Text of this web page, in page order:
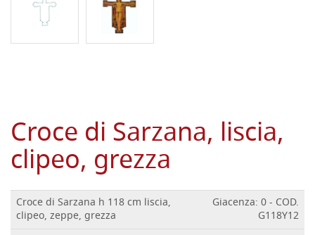
Croce di Sarzana, liscia,
clipeo, grezza
Croce di Sarzana h 118 cm liscia,
clipeo, zeppe, grezza
Giacenza: 0 - COD.
G118Y12